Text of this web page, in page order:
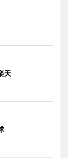
天